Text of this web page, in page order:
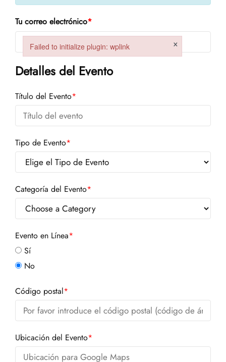
Tu correo electrónico*
Detalles del Evento
Título del Evento*
Tipo de Evento*
Categoría del Evento*
Evento en Línea*
Sí
No
Código postal*
Ubicación del Evento*
Failed to initialize plugin: wplink ×
Failed to initialize plugin: wplink